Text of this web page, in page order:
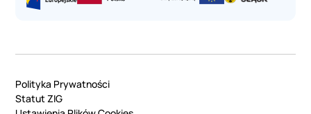
Polityka Prywatności
Statut ZIG